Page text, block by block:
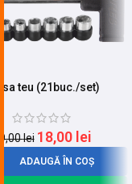
teu (21buc./set)
lei 18,00 lei
ADAUGĂ ÎN COȘ